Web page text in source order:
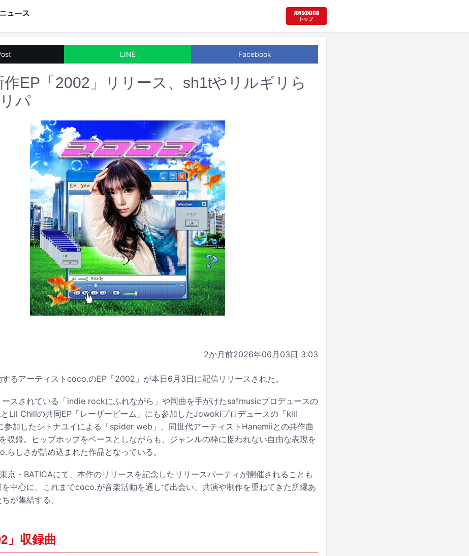
LINE Facebook
作EP「2002」リリース、sh1tやリルギリら
パ
2か月前2026年06月03日 3:03
るアーティストcoco.のEP「2002」が本日6月3日に配信リリースされた。
スされている「indie rockにふれながら」や同曲を手がけたsafmusicプロデュースの
とLil Chillの共同EP「レーザービーム」にも参加したJowokiプロデュースの「kill
参加したシトナユイによる「spider web」、同世代アーティストHanemiiとの共作曲
を収録。ヒップホップをベースとしながらも、ジャンルの枠に捉われない自由な表現を
らしさが詰め込まれた作品となっている。
京・BATICAにて、本作のリリースを記念したリリースパーティが開催されることも
中心に、これまでcoco.が音楽活動を通して出会い、共演や制作を重ねてきた所縁あ
が集結する。
」収録曲